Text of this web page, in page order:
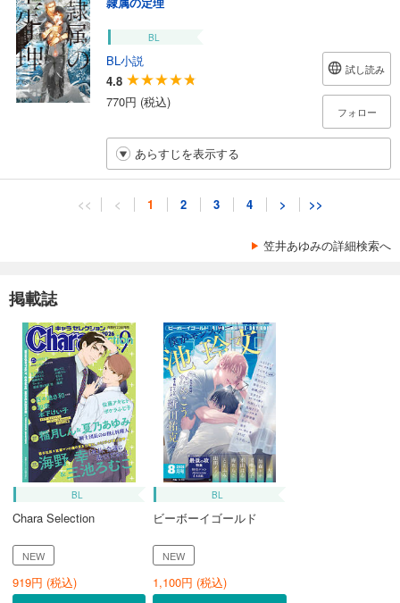
BL
BL小説
4.8
770円 (税込)
試し読み
フォロー
あらすじを表示する
<< < 1 2 3 4 > >>
笠井あゆみの詳細検索へ
掲載誌
BL
Chara Selection
NEW
919円 (税込)
BL
ビーボーイゴールド
NEW
1,100円 (税込)